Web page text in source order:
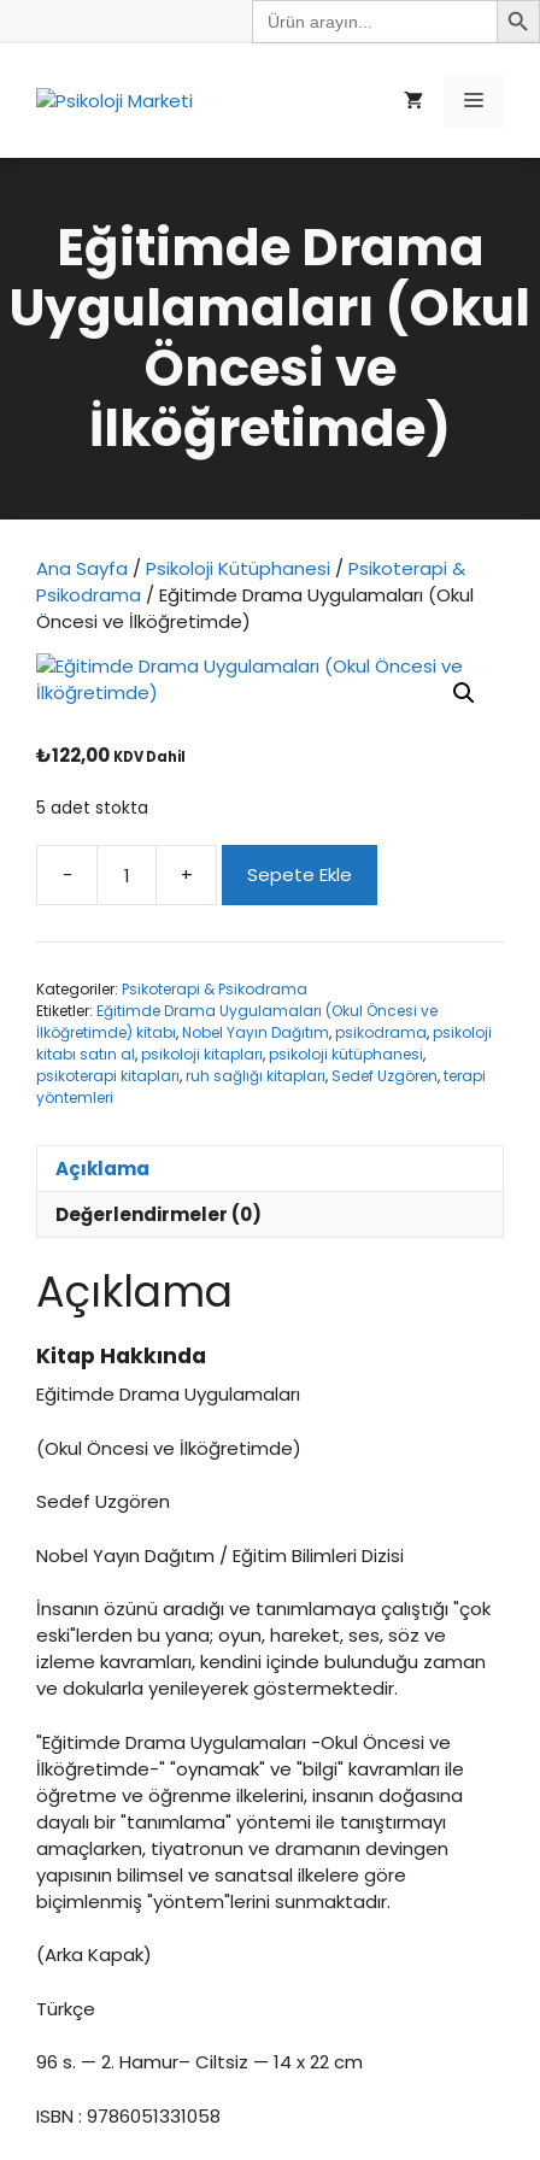
Search
for:
Menü
Eğitimde Drama
Uygulamaları (Okul
Öncesi ve
İlköğretimde)
Ana Sayfa / Psikoloji Kütüphanesi / Psikoterapi &
Psikodrama / Eğitimde Drama Uygulamaları (Okul
Öncesi ve İlköğretimde)
₺122,00 KDV Dahil
5 adet stokta
-
Eğitimde
Drama
Uygulamaları
Öncesi
ve
İlköğretimde)
adet
+ Sepete Ekle
Kategoriler: Psikoterapi & Psikodrama
Etiketler: Eğitimde Drama Uygulamaları (Okul Öncesi ve
İlköğretimde) kitabı,Nobel Yayın Dağıtım,psikodrama,psikoloji
kitabı satın al,psikoloji kitapları,psikoloji kütüphanesi,
psikoterapi kitapları,ruh sağlığı kitapları,Sedef Uzgören,terapi
yöntemleri
Açıklama
Değerlendirmeler (0)
Açıklama
Kitap Hakkında
Eğitimde Drama Uygulamaları
(Okul Öncesi ve İlköğretimde)
Sedef Uzgören
Nobel Yayın Dağıtım / Eğitim Bilimleri Dizisi
İnsanın özünü aradığı ve tanımlamaya çalıştığı "çok
eski"lerden bu yana; oyun, hareket, ses, söz ve
izleme kavramları, kendini içinde bulunduğu zaman
ve dokularla yenileyerek göstermektedir.
"Eğitimde Drama Uygulamaları -Okul Öncesi ve
İlköğretimde-" "oynamak" ve "bilgi" kavramları ile
öğretme ve öğrenme ilkelerini, insanın doğasına
dayalı bir "tanımlama" yöntemi ile tanıştırmayı
amaçlarken, tiyatronun ve dramanın devingen
yapısının bilimsel ve sanatsal ilkelere göre
biçimlenmiş "yöntem"lerini sunmaktadır.
(Arka Kapak)
Türkçe
96 s. — 2. Hamur– Ciltsiz — 14 x 22 cm
ISBN : 9786051331058